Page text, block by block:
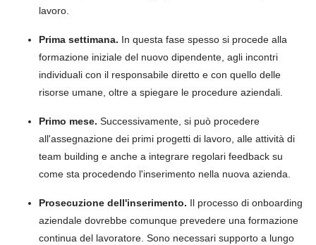
lavoro.
Prima settimana. In questa fase spesso si procede alla
formazione iniziale del nuovo dipendente, agli incontri
individuali con il responsabile diretto e con quello delle
risorse umane, oltre a spiegare le procedure aziendali.
Primo mese. Successivamente, si può procedere
all'assegnazione dei primi progetti di lavoro, alle attività di
team building e anche a integrare regolari feedback su
come sta procedendo l'inserimento nella nuova azienda.
Prosecuzione dell'inserimento. Il processo di onboarding
aziendale dovrebbe comunque prevedere una formazione
continua del lavoratore. Sono necessari supporto a lungo